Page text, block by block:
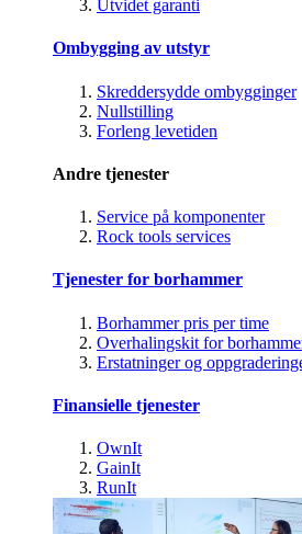
Utvidet garanti
Ombygging av utstyr
Skreddersydde ombygginger
Nullstilling
Forleng levetiden
Andre tjenester
Service på komponenter
Rock tools services
Tjenester for borhammer
Borhammer pris per time
Overhalingskit for
Erstatninger og
Finansielle tjenester
OwnIt
GainIt
RunIt